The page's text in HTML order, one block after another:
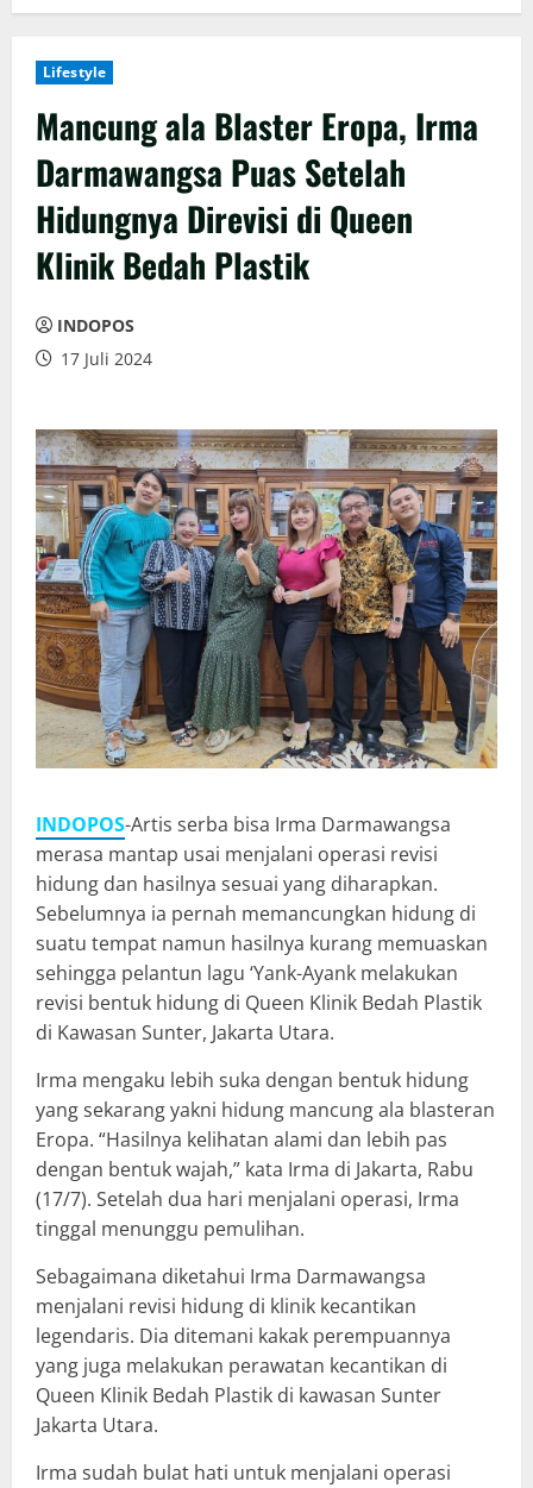
Lifestyle
Mancung ala Blaster Eropa, Irma
Darmawangsa Puas Setelah
Hidungnya Direvisi di Queen
Klinik Bedah Plastik
INDOPOS
17 Juli 2024
INDOPOS-Artis serba bisa Irma Darmawangsa
merasa mantap usai menjalani operasi revisi
hidung dan hasilnya sesuai yang diharapkan.
Sebelumnya ia pernah memancungkan hidung di
suatu tempat namun hasilnya kurang memuaskan
sehingga pelantun lagu ‘Yank-Ayank melakukan
revisi bentuk hidung di Queen Klinik Bedah Plastik
di Kawasan Sunter, Jakarta Utara.
Irma mengaku lebih suka dengan bentuk hidung
yang sekarang yakni hidung mancung ala blasteran
Eropa. “Hasilnya kelihatan alami dan lebih pas
dengan bentuk wajah,” kata Irma di Jakarta, Rabu
(17/7). Setelah dua hari menjalani operasi, Irma
tinggal menunggu pemulihan.
Sebagaimana diketahui Irma Darmawangsa
menjalani revisi hidung di klinik kecantikan
legendaris. Dia ditemani kakak perempuannya
yang juga melakukan perawatan kecantikan di
Queen Klinik Bedah Plastik di kawasan Sunter
Jakarta Utara.
Irma sudah bulat hati untuk menjalani operasi